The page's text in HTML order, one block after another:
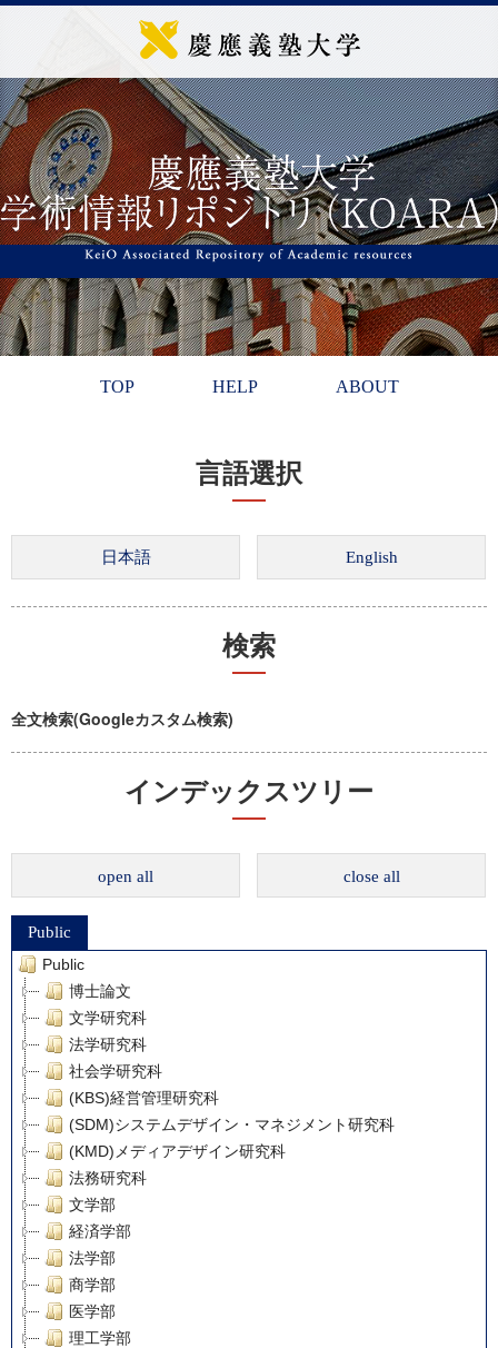
TOP HELP ABOUT
言語選択
検索
全文検索(Googleカスタム検索)
インデックスツリー
open all close all
Public
Public
博士論文
文学研究科
法学研究科
社会学研究科
(KBS)経営管理研究科
(SDM)システムデザイン・マネジメント研究科
(KMD)メディアデザイン研究科
法務研究科
文学部
経済学部
法学部
商学部
医学部
理工学部